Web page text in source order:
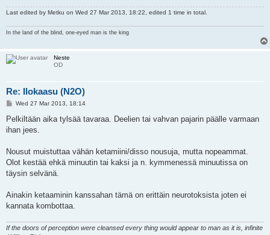
Last edited by Metku on Wed 27 Mar 2013, 18:22, edited 1 time in total.
In the land of the blind, one-eyed man is the king
Neste
OD
Re: Ilokaasu (N2O)
P
s
Wed 27 Mar 2013, 18:14
Pelkiltään aika tylsää tavaraa. Deelien tai vahvan pajarin päälle varmaan
ihan jees.
Nousut muistuttaa vähän ketamiini/disso nousuja, mutta nopeammat.
Olot kestää ehkä minuutin tai kaksi ja n. kymmenessä minuutissa on
täysin selvänä.
Ainakin ketaaminin kanssahan tämä on erittäin neurotoksista joten ei
kannata kombottaa.
If the doors of perception were cleansed every thing would appear to man as it is, infinite